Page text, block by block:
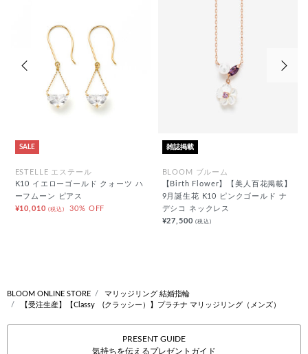
SALE
ESTELLE エステール
K10 イエローゴールド クォーツ ハ
ーフムーン ピアス
¥10,010(税込) 30% OFF
雑誌掲載
BLOOM ブルーム
【Birth Flower】【美人百花掲載】
9月誕生花 K10 ピンクゴールド ナ
デシコ ネックレス
¥27,500(税込)
前の画像
BLOOM ONLINE STORE
マリッジリング 結婚指輪
【受注生産】【Classy (クラッシー）】プラチナ マリッジリング（メンズ）
PRESENT GUIDE
気持ちを伝えるプレゼントガイド